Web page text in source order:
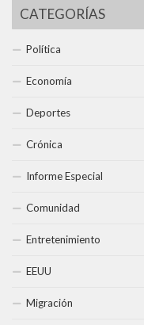
CATEGORÍAS
Política
Economía
Deportes
Crónica
Informe Especial
Comunidad
Entretenimiento
EEUU
Migración